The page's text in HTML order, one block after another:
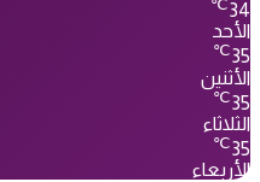
34
℃
الأحد
35
℃
الأثنين
35
℃
الثلاثاء
35
℃
الأربعاء